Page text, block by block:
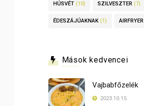
HÚSVÉT (10) SZILVESZTER (7)
ÉDESZÁJÚAKNAK (1) AIRFRYER
Mások kedvencei
Vajbabfőzelék
2023.10.15.